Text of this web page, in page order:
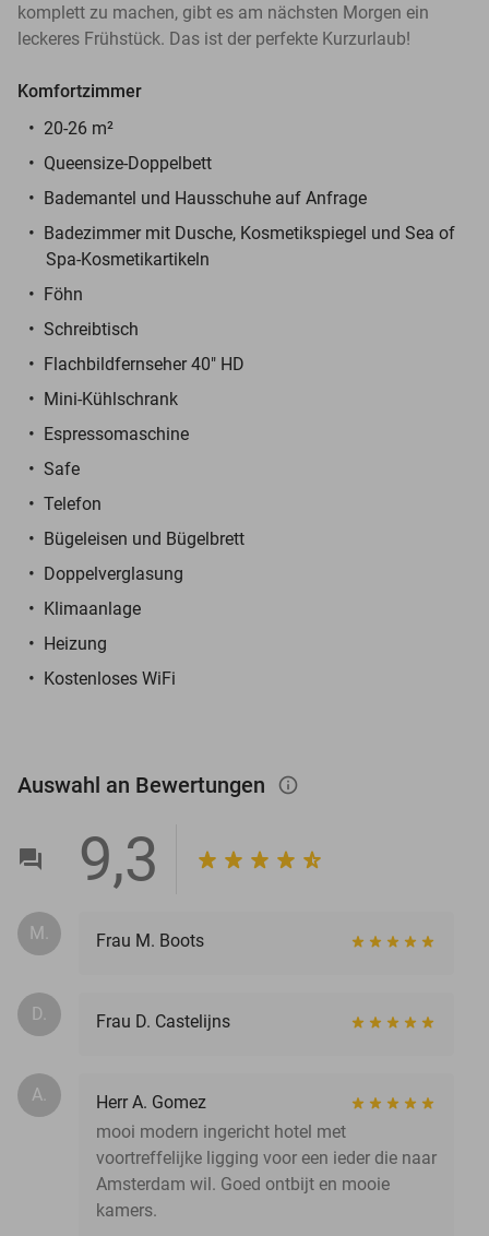
komplett zu machen, gibt es am nächsten Morgen ein
leckeres Frühstück. Das ist der perfekte Kurzurlaub!
Komfortzimmer
20-26 m²
Queensize-Doppelbett
Bademantel und Hausschuhe auf Anfrage
Badezimmer mit Dusche, Kosmetikspiegel und Sea of
Spa-Kosmetikartikeln
Föhn
Schreibtisch
Flachbildfernseher 40" HD
Mini-Kühlschrank
Espressomaschine
Safe
Telefon
Bügeleisen und Bügelbrett
Doppelverglasung
Klimaanlage
Heizung
Kostenloses WiFi
Auswahl an Bewertungen info_outlined
9,3
M. Frau M. Boots
D. Frau D. Castelijns
A.
Herr A. Gomez
mooi modern ingericht hotel met
voortreffelijke ligging voor een ieder die naar
Amsterdam wil. Goed ontbijt en mooie
kamers.